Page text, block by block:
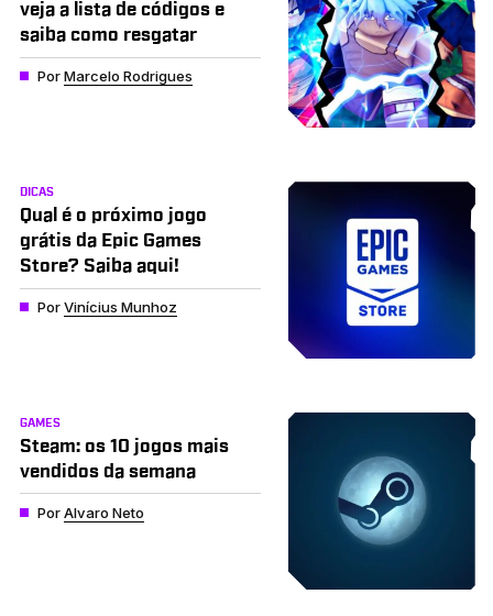
veja a lista de códigos e
saiba como resgatar
PorMarcelo Rodrigues
DICAS
Qual é o próximo jogo
grátis da Epic Games
Store? Saiba aqui!
PorVinícius Munhoz
GAMES
Steam: os 10 jogos mais
vendidos da semana
PorAlvaro Neto